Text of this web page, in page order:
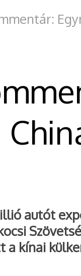
autót
kínai